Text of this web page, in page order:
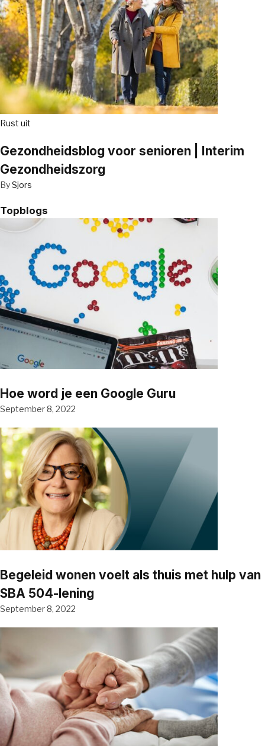
Rust uit
Gezondheidsblog voor senioren | Interim
Gezondheidszorg
BySjors
Topblogs
Hoe word je een Google Guru
September 8, 2022
Begeleid wonen voelt als thuis met hulp van
SBA 504-lening
September 8, 2022